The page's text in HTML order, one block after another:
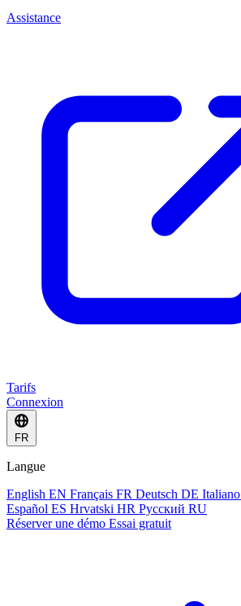
Assistance
Tarifs
Connexion
FR
Langue
English EN Français FR Deutsch DE Italiano
Español ES Hrvatski HR Русский RU
Réserver une démo Essai gratuit